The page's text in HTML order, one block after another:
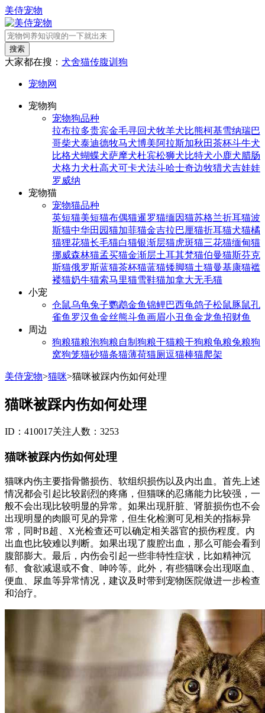
美侍宠物
搜索
大家都在搜： 犬舍猫传腹训狗
宠物网
宠物狗
宠物狗品种
拉布拉多贵宾金毛寻回犬牧羊犬比熊柯基雪纳瑞巴
哥柴犬泰迪德牧马犬博美阿拉斯加秋田茶杯斗牛犬
比格犬蝴蝶犬萨摩犬杜宾松狮犬比特犬小鹿犬腊肠
犬格力犬杜高犬可卡犬法斗哈士奇边牧猎犬吉娃娃
罗威纳
宠物猫
宠物猫品种
英短猫美短猫布偶猫暹罗猫缅因猫苏格兰折耳猫波
斯猫中华田园猫加菲猫金吉拉巴厘猫折耳猫犬猫橘
猫狸花猫长毛猫白猫银渐层猫虎斑猫三花猫缅甸猫
挪威森林猫孟买猫金渐层土耳其梵猫伯曼猫斯芬克
斯猫俄罗斯蓝猫茶杯猫蓝猫矮脚猫土猫曼基康猫褴
褛猫奶牛猫索马里猫雪鞋猫加拿大无毛猫
小宠
仓鼠乌龟兔子鹦鹉金鱼锦鲤巴西龟鸽子松鼠豚鼠孔
雀鱼 罗汉鱼金丝熊斗鱼画眉小丑鱼金龙鱼招财鱼
周边
狗粮猫粮泡狗粮自制狗粮干猫粮干狗粮龟粮兔粮狗
窝狗笼猫砂猫条猫薄荷猫厕逗猫棒猫爬架
美侍宠物>猫咪>猫咪被踩内伤如何处理
猫咪被踩内伤如何处理
ID：410017关注人数：3253
猫咪被踩内伤如何处理
猫咪内伤主要指骨骼损伤、软组织损伤以及内出血。首先上述
情况都会引起比较剧烈的疼痛，但猫咪的忍痛能力比较强，一
般不会出现比较明显的异常。如果出现肝脏、肾脏损伤也不会
出现明显的肉眼可见的异常，但生化检测可见相关的指标异
常，同时B超、X光检查还可以确定相关器官的损伤程度。内
出血也比较难以判断。如果出现了腹腔出血，那么可能会看到
腹部膨大。最后，内伤会引起一些非特性症状，比如精神沉
郁、食欲减退或不食、呻吟等。此外，有些猫咪会出现呕血、
便血、尿血等异常情况，建议及时带到宠物医院做进一步检查
和治疗。